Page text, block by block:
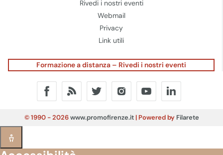
Rivedi i nostri eventi
Webmail
Privacy
Link utili
Formazione a distanza – Rivedi i nostri eventi
© 1990 - 2026www.promofirenze.it| Powered by Filarete